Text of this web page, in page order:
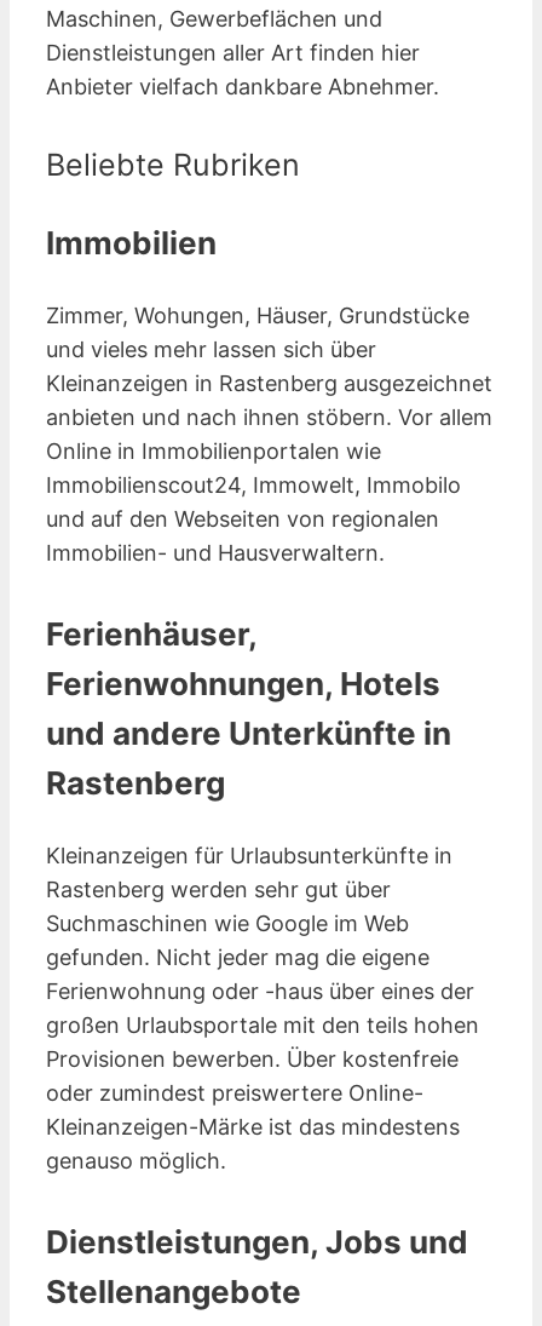
Maschinen, Gewerbeflächen und
Dienstleistungen aller Art finden hier
Anbieter vielfach dankbare Abnehmer.
Beliebte Rubriken
Immobilien
Zimmer, Wohungen, Häuser, Grundstücke
und vieles mehr lassen sich über
Kleinanzeigen in Rastenberg ausgezeichnet
anbieten und nach ihnen stöbern. Vor allem
Online in Immobilienportalen wie
Immobilienscout24, Immowelt, Immobilo
und auf den Webseiten von regionalen
Immobilien- und Hausverwaltern.
Ferienhäuser,
Ferienwohnungen, Hotels
und andere Unterkünfte in
Rastenberg
Kleinanzeigen für Urlaubsunterkünfte in
Rastenberg werden sehr gut über
Suchmaschinen wie Google im Web
gefunden. Nicht jeder mag die eigene
Ferienwohnung oder -haus über eines der
großen Urlaubsportale mit den teils hohen
Provisionen bewerben. Über kostenfreie
oder zumindest preiswertere Online-
Kleinanzeigen-Märke ist das mindestens
genauso möglich.
Dienstleistungen, Jobs und
Stellenangebote